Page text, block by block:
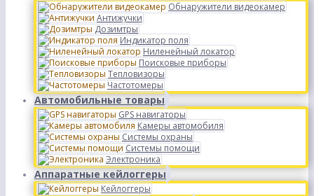
Обнаружители видеокамер
Антижучки
Дозимтры
Индикатор поля
Ниленейный локатор
Поисковые приборы
Тепловизоры
Частотомеры
Автомобильные товары
GPS навигаторы
Камеры автомобиля
Системы охраны
Системы помощи
Электроника
Аппаратные кейлоггеры
Кейлоггеры